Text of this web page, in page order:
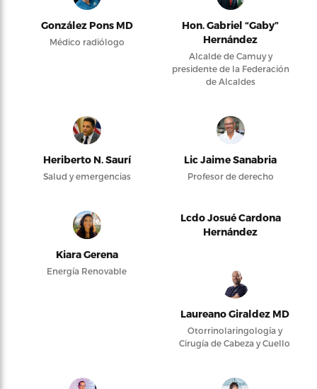
González Pons MD
Médico radiólogo
Hon. Gabriel “Gaby”
Hernández
Alcalde de Camuy y
presidente de la Federación
de Alcaldes
Heriberto N. Saurí
Salud y emergencias
Lic Jaime Sanabria
Profesor de derecho
Kiara Gerena
Energía Renovable
Lcdo Josué Cardona
Hernández
Laureano Giraldez MD
Otorrinolaringología y
Cirugía de Cabeza y Cuello